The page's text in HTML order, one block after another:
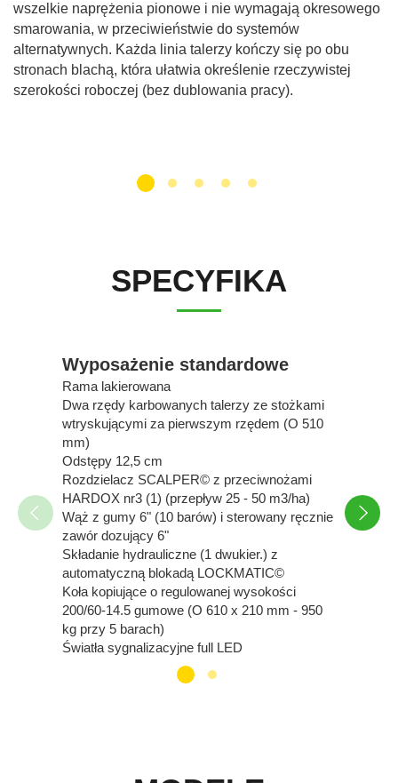
wszelkie naprężenia pionowe i nie wymagają okresowego
smarowania, w przeciwieństwie do systemów
alternatywnych. Każda linia talerzy kończy się po obu
stronach blachą, która ułatwia określenie rzeczywistej
szerokości roboczej (bez dublowania pracy).
SPECYFIKA
Wyposażenie standardowe
Rama lakierowana
Dwa rzędy karbowanych talerzy ze stożkami
wtryskującymi za pierwszym rzędem (O 510
mm)
Odstępy 12,5 cm
Rozdzielacz SCALPER© z przeciwnożami
HARDOX nr3 (1) (przepływ 25 - 50 m3/ha)
Wąż z gumy 6" (10 barów) i sterowany ręcznie
zawór dozujący 6"
Składanie hydrauliczne (1 dwukier.) z
automatyczną blokadą LOCKMATIC©
Koła kopiujące o regulowanej wysokości
200/60-14.5 gumowe (O 610 x 210 mm - 950
kg przy 5 barach)
Światła sygnalizacyjne full LED
Patrz